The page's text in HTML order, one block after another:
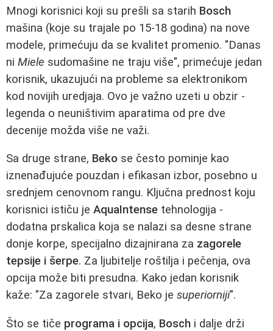
Mnogi korisnici koji su prešli sa starih Bosch
mašina (koje su trajale po 15-18 godina) na nove
modele, primećuju da se kvalitet promenio. "Danas
ni Miele sudomašine ne traju više", primećuje jedan
korisnik, ukazujući na probleme sa elektronikom
kod novijih uredjaja. Ovo je važno uzeti u obzir -
legenda o neuništivim aparatima od pre dve
decenije možda više ne važi.
Sa druge strane, Beko se često pominje kao
iznenađujuće pouzdan i efikasan izbor, posebno u
srednjem cenovnom rangu. Ključna prednost koju
korisnici ističu je AquaIntense tehnologija -
dodatna prskalica koja se nalazi sa desne strane
donje korpe, specijalno dizajnirana za zagorele
tepsije i šerpe. Za ljubitelje roštilja i pečenja, ova
opcija može biti presudna. Kako jedan korisnik
kaže: "Za zagorele stvari, Beko je superiorniji".
Što se tiče programa i opcija, Bosch i dalje drži